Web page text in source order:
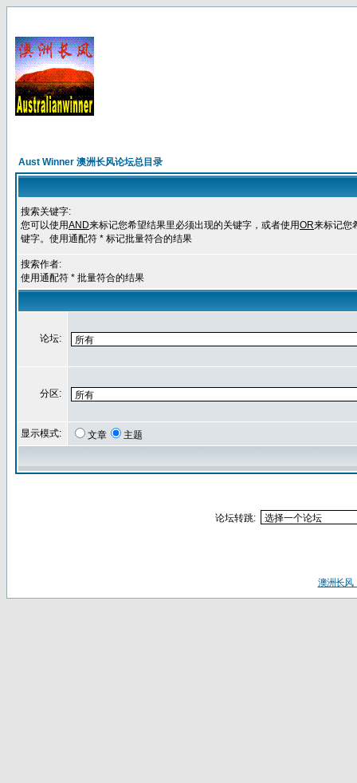
Aust Winner 澳洲长风论坛总目录
搜索关键字:
您可以使用AND来标记您希望结果里必须出现的关键字，或者使用OR来标记您
键字。使用通配符 * 标记批量符合的结果
搜索作者:
使用通配符 * 批量符合的结果
论坛:
分区:
显示模式: 文章 主题
论坛转跳:
澳洲长风